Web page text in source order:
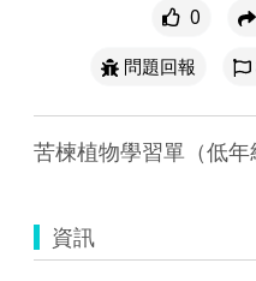
0
問題回報
苦楝植物學習單（低年
資訊